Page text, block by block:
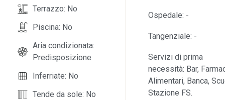
Terrazzo: No
Piscina: No
Aria condizionata:
Predisposizione
Inferriate: No
Tende da sole: No
Ospedale: -
Tangenziale: -
Servizi di prima
necessità: Bar,
Alimentari, Banca,
Stazione FS.